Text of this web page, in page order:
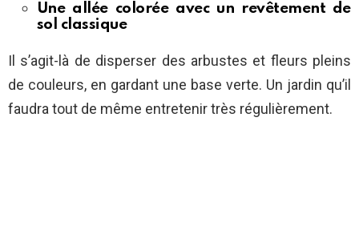
Une allée colorée avec un revêtement de
sol classique
Il s’agit-là de disperser des arbustes et fleurs pleins
de couleurs, en gardant une base verte. Un jardin qu’il
faudra tout de même entretenir très régulièrement.